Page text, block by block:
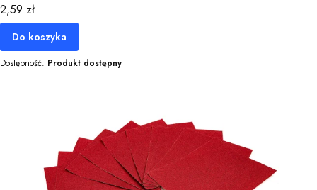
Cena
2,59 zł
Do koszyka
Dostępność: Produkt dostępny